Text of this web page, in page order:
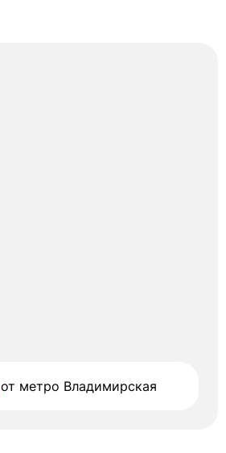
от метро Владимирская